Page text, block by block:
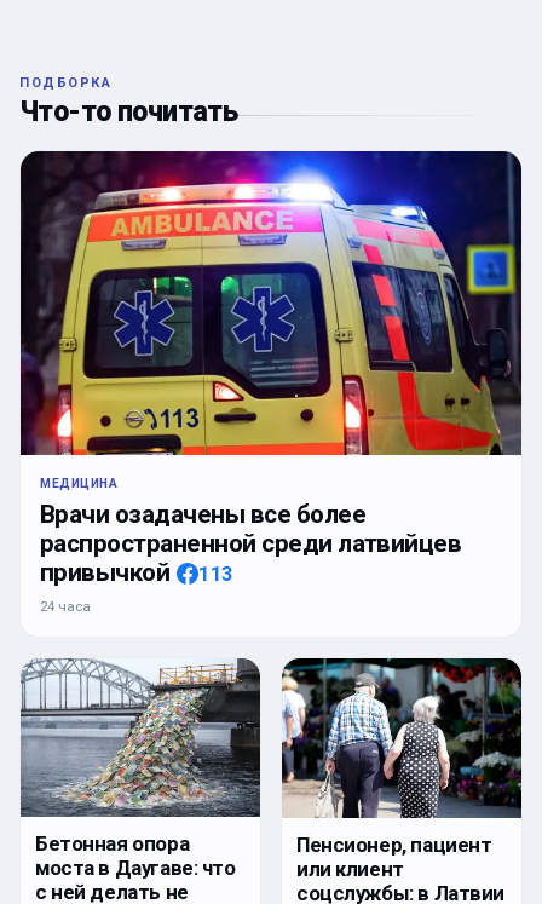
ПОДБОРКА
Что-то почитать
МЕДИЦИНА
Врачи озадачены все более
распространенной среди латвийцев
привычкой
113
24 часа
Бетонная опора
моста в Даугаве: что
с ней делать не
Пенсионер, пациент
или клиент
соцслужбы: в Латвии